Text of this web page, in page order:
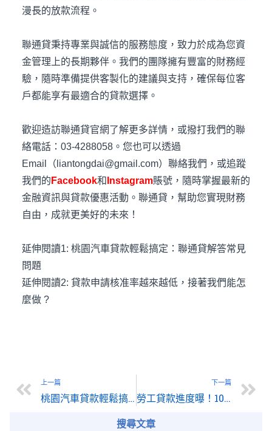
漫長的放款流程。
聯通貸秉持專業與誠信的服務態度，致力於成為您資
金管理上的長期夥伴。我們的團隊擁有豐富的財務經
驗，隨時準備提供客製化的建議與支持，確保每位客
戶都能享有最適合的貸款選擇。
歡迎造訪聯通貸官網了解更多詳情，或撥打我們的聯
絡電話：03-4288058。您也可以透過
Email（liantongdai@gmail.com）聯絡我們，或追蹤
我們的 Facebook和 Instagram賬號，隨時掌握最新的
金融資訊與貸款優惠活動。聯通貸，幫助您實現財務
自由，成就更美好的未來！
延伸閱讀1: 桃園汽車貸款輕鬆搞定：聯通貸解答常見
問題
延伸閱讀2: 貸款申請核准率越來越低，接著我們能怎
麼做 ?
上一篇
桃園汽車貸款輕鬆搞定：聯通貸解答常見問題
下一篇
勞工貸款進度曝！10萬申請近6成通過 本週五截止
搜尋文章